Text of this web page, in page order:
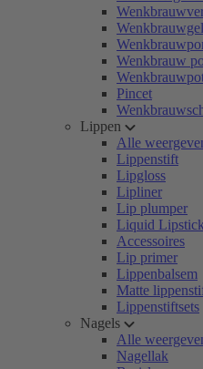
Wenkbrauwgel
Wenkbrauw
Pincet
Lippen
Alle
Lippenstift
Lipgloss
Lipliner
Lip plumper
Liquid Lipstick
Accessoires
Lip primer
Lippenbalsem
Matte
Lippenstiftsets
Nagels
Alle
Nagellak